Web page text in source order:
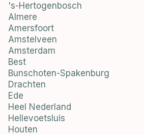
's-Hertogenbosch
Almere
Amersfoort
Amstelveen
Amsterdam
Best
Bunschoten-Spakenburg
Drachten
Ede
Heel Nederland
Hellevoetsluis
Houten